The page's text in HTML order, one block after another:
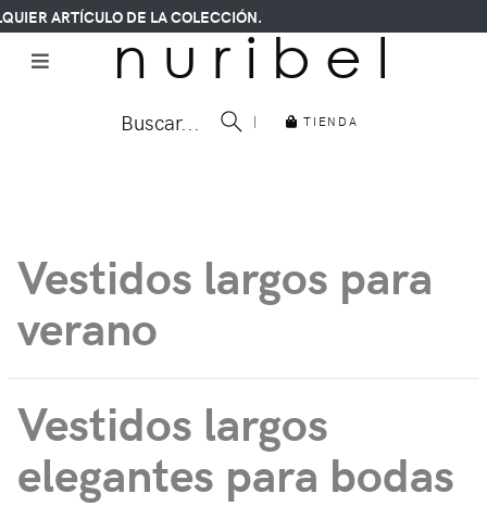
ARTÍCULO DE LA COLECCIÓN.
n u r i b e l
Buscar... | TIENDA
Vestidos largos para
verano
Vestidos largos
elegantes para bodas